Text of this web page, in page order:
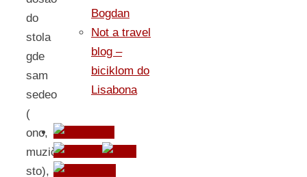
do
stola
gde
sam
sedeo
(
ono,
muzički
sto),
Bogdan
Not a travel
blog –
biciklom do
Lisabona